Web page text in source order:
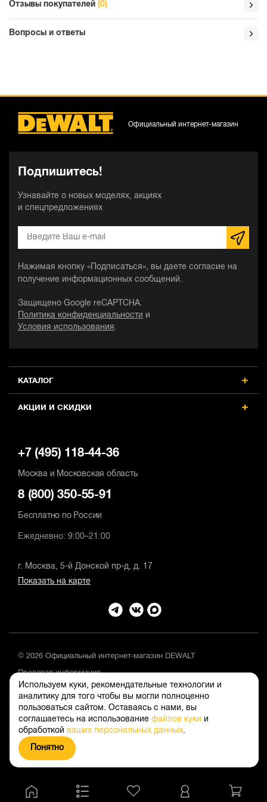
Используем куки, рекомендательные технологии и
аналитику для того чтобы вы могли полноценно
пользоваться сайтом. Оставаясь с нами, вы
соглашаетесь на использование файлов куки и
обработкой ваших персональных данных.
Понятно
Отзывы покупателей (0)
Вопросы и ответы
КАТАЛОГ
АКЦИИ И СКИДКИ
Подпишитесь!
Узнавайте о новых моделях, акциях
и спецпредложениях
Нажимая кнопку «Подписаться», вы даете согласие на
получение информационных сообщений.
Защищено Google reCAPTCHA.
Политика конфиденциальности
и
Условия использования .
Официальный интернет-магазин
+7 (495) 118-44-36
Москва и Московская область
8 (800) 350-55-91
Бесплатно по России
Ежедневно: 9:00–21:00
г. Москва, 5-й Донской пр-д, д. 17
Показать на карте
© 2026 Официальный интернет-магазин DEWALT
Правовая информация
Положение об обработке и защите персональных данных